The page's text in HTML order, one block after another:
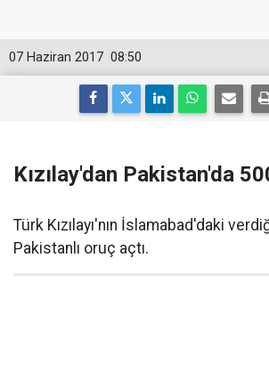
08:50
07 Haziran 2017
Kızılay'dan Pakistan'da
Türk Kızılayı'nın İslamabad'daki
Pakistanlı oruç açtı.